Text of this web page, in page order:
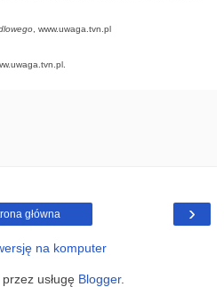
, www.uwaga.tvn.pl
›
główna
na komputer
usługę Blogger.